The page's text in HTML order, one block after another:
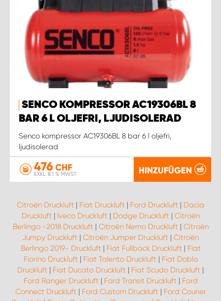
SENCO KOMPRESSOR AC19306BL 8
BAR 6 L OLJEFRI, LJUDISOLERAD
Senco kompressor AC19306BL 8 bar 6 l oljefri,
ljudisolerad
476 CHF
EXKL. 8.1 % MWST. HINZUFÜGEN
Citroën Druckluft | Fiat Druckluft | Ford Druckluft | Dacia
Druckluft | Iveco Druckluft | Dodge Druckluft | Citroën
Berlingo -2018 Druckluft | Citroën Nemo Druckluft | Citroën
Jumpy Druckluft | Citroën Jumper Druckluft | Citroën
Berlingo 2019- Druckluft | Fiat Fullback Druckluft | Fiat
Fiorino Druckluft | Fiat Talento Druckluft | Fiat Doblo
Druckluft | Fiat Ducato Druckluft | Fiat Scudo Druckluft |
Ford Ranger Druckluft | Ford Transit Druckluft | Ford
Connect Druckluft | Ford Custom Druckluft | Ford Courier